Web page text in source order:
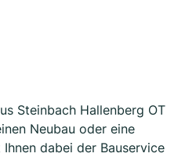
Steinbach Hallenberg OT
Neubau oder eine
dabei der Bauservice